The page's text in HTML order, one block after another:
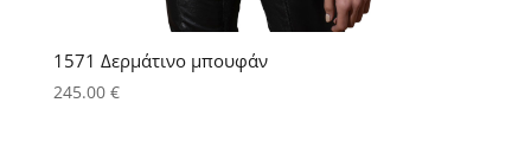
1571 Δερμάτινο μπουφάν
245.00 €